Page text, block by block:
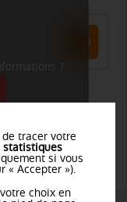
?
tracer votre
statistiques
si vous
« Accepter »).
choix en